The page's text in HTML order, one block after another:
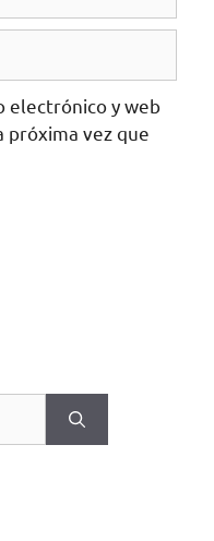
electrónico y web
próxima vez que